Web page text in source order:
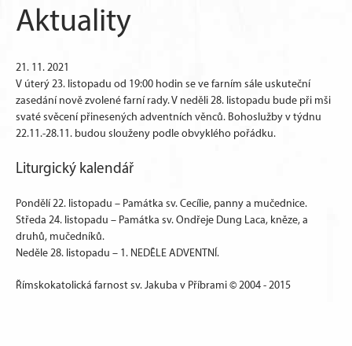
Aktuality
21. 11. 2021
V úterý 23. listopadu od 19:00 hodin se ve farním sále uskuteční
zasedání nově zvolené farní rady. V neděli 28. listopadu bude při mši
svaté svěcení přinesených adventních věnců. Bohoslužby v týdnu
22.11.-28.11. budou slouženy podle obvyklého pořádku.
Liturgický kalendář
Pondělí 22. listopadu – Památka sv. Cecílie, panny a mučednice.
Středa 24. listopadu – Památka sv. Ondřeje Dung Laca, kněze, a
druhů, mučedníků.
Neděle 28. listopadu – 1. NEDĚLE ADVENTNÍ.
Římskokatolická farnost sv. Jakuba v Příbrami © 2004 - 2015